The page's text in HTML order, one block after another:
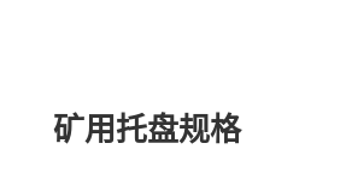
矿用托盘规格